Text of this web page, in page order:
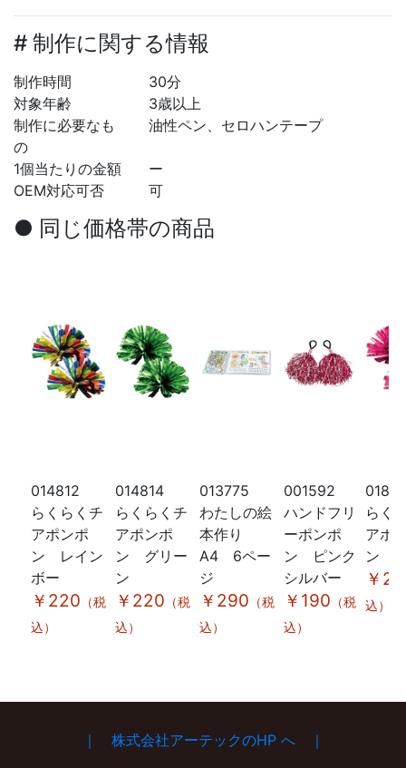
# 制作に関する情報
制作時間
30分
対象年齢
3歳以上
制作に必要なも
の
油性ペン、セロハンテープ
1個当たりの金額
ー
OEM対応可否
可
● 同じ価格帯の商品
014812
らくらくチ
アポンポ
ン レイン
ボー
￥220 （税
込）
014814
らくらくチ
アポンポ
ン グリー
ン
￥220 （税
込）
013775
わたしの絵
本作り
A4 6ペー
ジ
￥290 （税
込）
001592
ハンドフリ
ーポンポ
ン ピンク
シルバー
￥190 （税
込）
らく
アポ
ン
￥
込）
｜ 株式会社アーテックのHP へ ｜